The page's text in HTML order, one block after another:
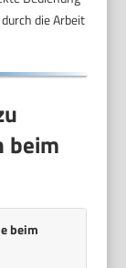
die Arbeit
beim
beim